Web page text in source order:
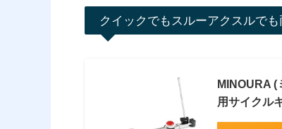
クイックでもスルーアクスルで
MINOURA
用サイクル